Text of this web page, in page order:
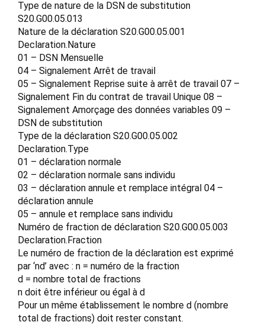
Type de nature de la DSN de substitution
S20.G00.05.013
Nature de la déclaration S20.G00.05.001
Declaration.Nature
01 – DSN Mensuelle
04 – Signalement Arrêt de travail
05 – Signalement Reprise suite à arrêt de travail 07 –
Signalement Fin du contrat de travail Unique 08 –
Signalement Amorçage des données variables 09 –
DSN de substitution
Type de la déclaration S20.G00.05.002
Declaration.Type
01 – déclaration normale
02 – déclaration normale sans individu
03 – déclaration annule et remplace intégral 04 –
déclaration annule
05 – annule et remplace sans individu
Numéro de fraction de déclaration S20.G00.05.003
Declaration.Fraction
Le numéro de fraction de la déclaration est exprimé
par ‘nd’ avec : n = numéro de la fraction
d = nombre total de fractions
n doit être inférieur ou égal à d
Pour un même établissement le nombre d (nombre
total de fractions) doit rester constant.